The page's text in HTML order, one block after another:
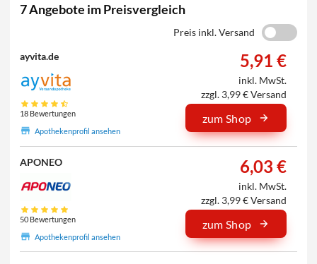
7 Angebote im Preisvergleich
Preis inkl. Versand
ayvita.de
18 Bewertungen
Apothekenprofil ansehen
5,91 €
inkl. MwSt.
zzgl. 3,99 € Versand
zum Shop
APONEO
50 Bewertungen
Apothekenprofil ansehen
6,03 €
inkl. MwSt.
zzgl. 3,99 € Versand
zum Shop